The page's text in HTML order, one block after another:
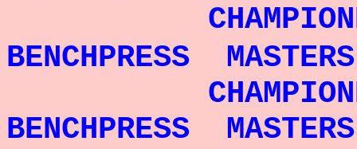
CHAMPIONNE
BENCHPRESS
CHAMPIONNE
BENCHPRESS